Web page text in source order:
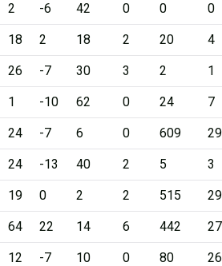
2 -6 42 0 0 0
18 2 18 2 20 4
26 -7 30 3 2 1
1 -10 62 0 24 7
24 -7 6 0 609
24 -13 40 2 5 3
19 0 2 2 515
64 22 14 6 442
12 -7 10 0 80 26